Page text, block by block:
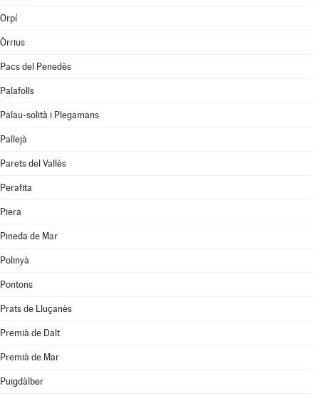
Orpí
Òrrius
Pacs del Penedès
Palafolls
Palau-solità i Plegamans
Pallejà
Parets del Vallès
Perafita
Piera
Pineda de Mar
Polinyà
Pontons
Prats de Lluçanès
Premià de Dalt
Premià de Mar
Puigdàlber